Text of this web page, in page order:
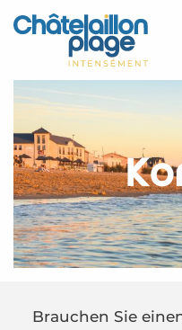
Aller
au
principal
Startseite - DE
Entdecken Sie
Aktivitäten
Zu leben
Treffpunkt
Ihr Aufenthalt - DE
Kontakt – DE
Brauchen Sie